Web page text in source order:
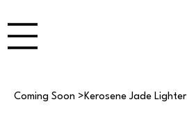
Coming Soon > Kerosene Jade Lighter